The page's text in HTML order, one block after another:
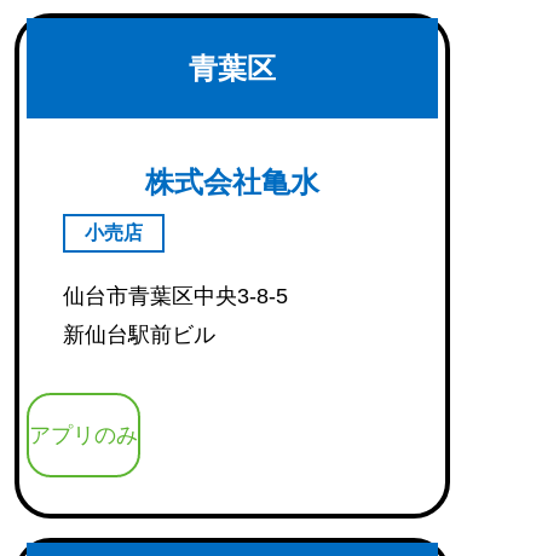
青葉区
株式会社亀水
小売店
仙台市青葉区中央3-8-5
新仙台駅前ビル
アプリのみ